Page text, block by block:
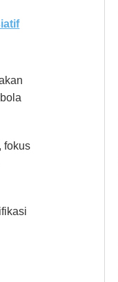
fokus